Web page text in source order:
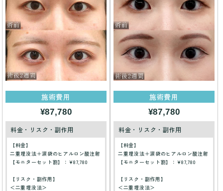
施術費用
¥87,780
料金・リスク・副作用
【料金】
二重埋没法＋涙袋のヒアルロン酸注射
【モニターセット割】：¥87,780
【リスク・副作用】
＜二重埋没法＞
施術費用
¥87,780
料金・リスク・副作用
【料金】
二重埋没法＋涙袋のヒアルロン酸注射
【モニターセット割】：¥87,780
【リスク・副作用】
＜二重埋没法＞